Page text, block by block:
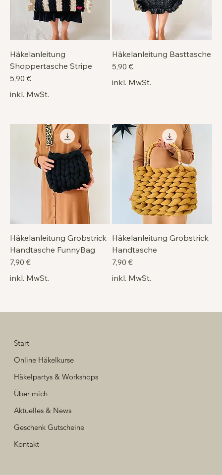
Häkelanleitung
Shoppertasche Stripe
Preis
5,90 €
inkl. MwSt.
Häkelanleitung Basttasche
Preis
5,90 €
inkl. MwSt.
Häkelanleitung Grobstrick
Handtasche FunnyBag
Preis
7,90 €
inkl. MwSt.
Häkelanleitung Grobstrick
Handtasche
Preis
7,90 €
inkl. MwSt.
Start
Online Häkelkurse
Häkelpartys & Workshops
Über mich
Aktuelles & News
Geschenk Gutscheine
Kontakt